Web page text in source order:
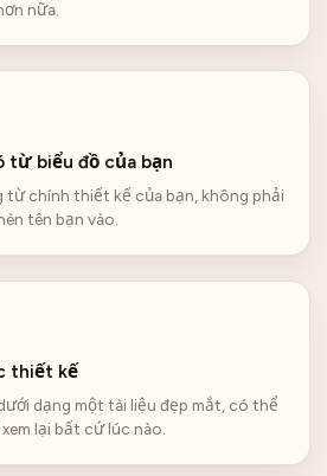
nữa.
từ biểu đồ của bạn
từ chính thiết kế của bạn, không phải
tên bạn vào.
thiết kế
dạng một tài liệu đẹp mắt, có thể
lại bất cứ lúc nào.